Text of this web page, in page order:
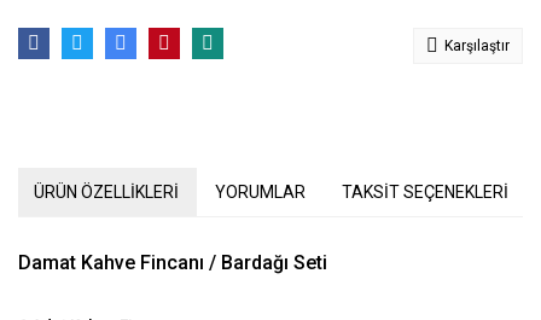
Karşılaştır
ÜRÜN ÖZELLİKLERİ YORUMLAR TAKSİT SEÇENEKLERİ
Damat Kahve Fincanı / Bardağı Seti